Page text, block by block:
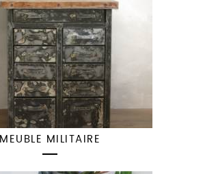
MEUBLE MILITAIRE